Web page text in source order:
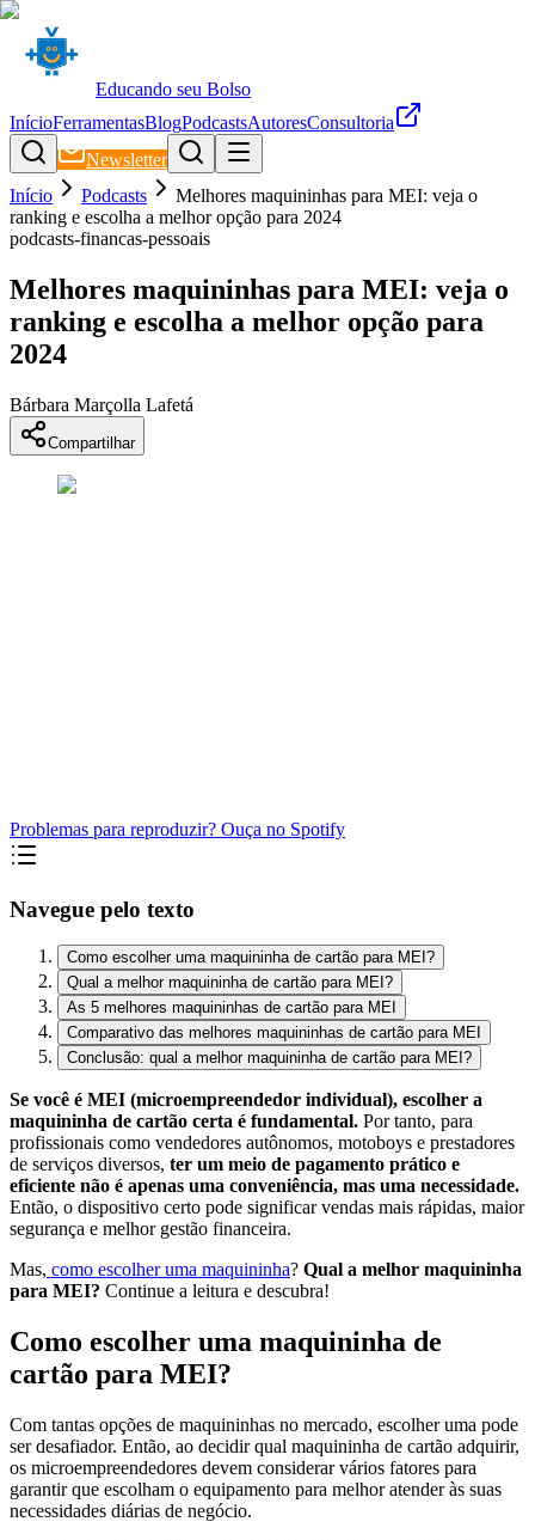
Educando seu Bolso
InícioFerramentasBlogPodcastsAutoresConsultoria
Newsletter
Início
Podcasts
Melhores maquininhas para MEI: veja o
ranking e escolha a melhor opção para 2024
podcasts-financas-pessoais
Melhores maquininhas para MEI: veja o
ranking e escolha a melhor opção para
2024
Bárbara Marçolla Lafetá
Compartilhar
Problemas para reproduzir? Ouça no Spotify
Navegue pelo texto
Como escolher uma maquininha de cartão para MEI?
Qual a melhor maquininha de cartão para MEI?
As 5 melhores maquininhas de cartão para MEI
Comparativo das melhores maquininhas de cartão para MEI
Conclusão: qual a melhor maquininha de cartão para MEI?
Se você é MEI (microempreendedor individual), escolher a
maquininha de cartão certa é fundamental. Por tanto, para
profissionais como vendedores autônomos, motoboys e prestadores
de serviços diversos, ter um meio de pagamento prático e
eficiente não é apenas uma conveniência, mas uma necessidade.
Então, o dispositivo certo pode significar vendas mais rápidas, maior
segurança e melhor gestão financeira.
Mas, como escolher uma maquininha? Qual a melhor maquininha
para MEI? Continue a leitura e descubra!
Como escolher uma maquininha de
cartão para MEI?
Com tantas opções de maquininhas no mercado, escolher uma pode
ser desafiador. Então, ao decidir qual maquininha de cartão adquirir,
os microempreendedores devem considerar vários fatores para
garantir que escolham o equipamento para melhor atender às suas
necessidades diárias de negócio.